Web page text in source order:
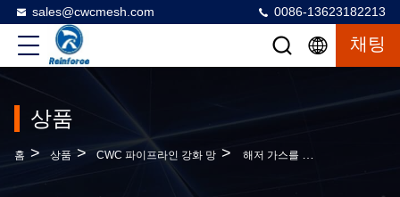
sales@cwcmesh.com 0086-13623182213
채팅
상품
홈 > 상품 > CWC 파이프라인 강화 망 > 해저 가스를 위한 조리개 25.4mm X 67mm CWC 파이프라인 강화 메쉬